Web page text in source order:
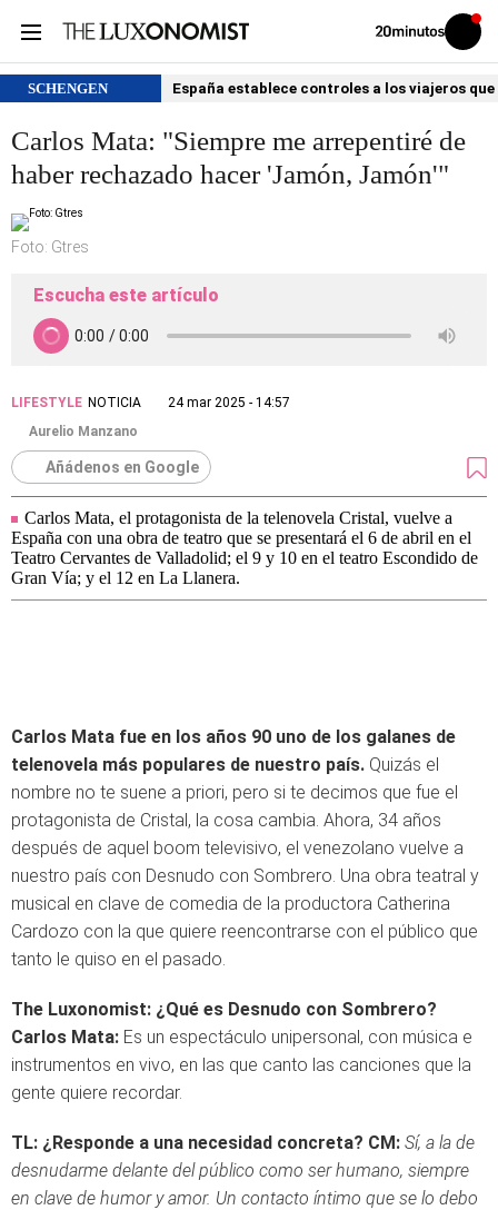
Volver
Iniciar
sesión
SCHENGEN España establece controles a los viajeros
Carlos Mata: "Siempre me arrepentiré de
haber rechazado hacer 'Jamón, Jamón'"
Foto: Gtres
Escucha este artículo
LIFESTYLE NOTICIA
24 mar 2025 - 14:57
Aurelio Manzano
Añádenos en Google
Carlos Mata, el protagonista de la telenovela Cristal, vuelve a
España con una obra de teatro que se presentará el 6 de abril en el
Teatro Cervantes de Valladolid; el 9 y 10 en el teatro Escondido de
Gran Vía; y el 12 en La Llanera.
Carlos Mata fue en los años 90 uno de los galanes de
telenovela más populares de nuestro país. Quizás el
nombre no te suene a priori, pero si te decimos que fue el
protagonista de Cristal, la cosa cambia. Ahora, 34 años
después de aquel boom televisivo, el venezolano vuelve a
nuestro país con Desnudo con Sombrero. Una obra teatral y
musical en clave de comedia de la productora Catherina
Cardozo con la que quiere reencontrarse con el público que
tanto le quiso en el pasado.
The Luxonomist: ¿Qué es Desnudo con Sombrero?
Carlos Mata: Es un espectáculo unipersonal, con música e
instrumentos en vivo, en las que canto las canciones que la
gente quiere recordar.
TL: ¿Responde a una necesidad concreta? CM: Sí, a la de
desnudarme delante del público como ser humano, siempre
en clave de humor y amor. Un contacto íntimo que se lo debo